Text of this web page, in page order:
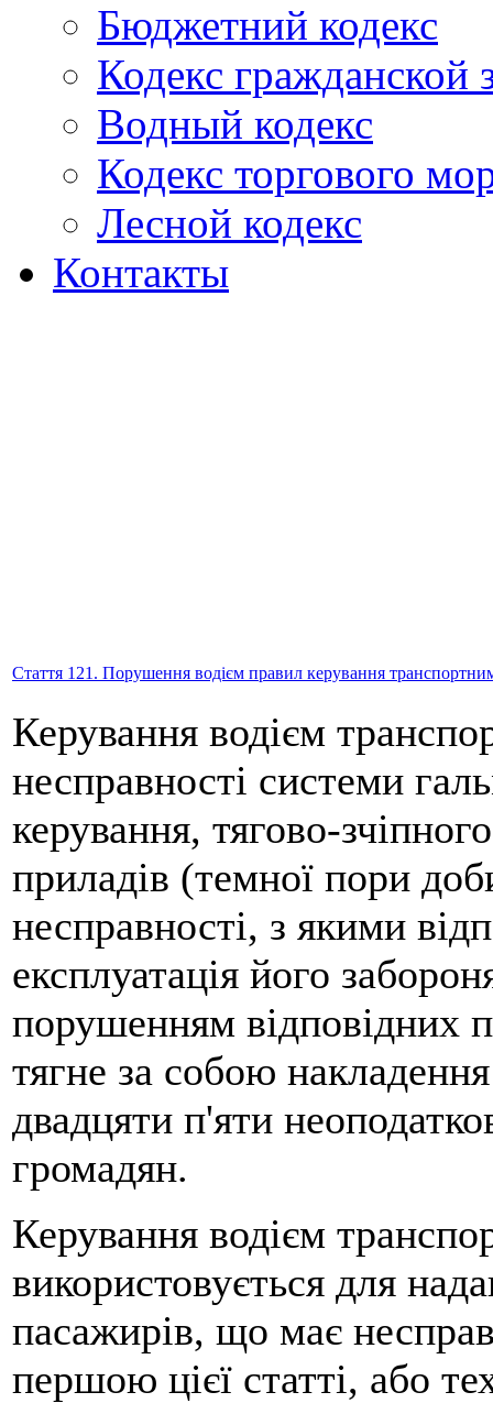
Бюджетний кодекс
Кодекс гражданской
Водный кодекс
Кодекс торгового
Лесной кодекс
Контакты
Стаття 121. Порушення водієм правил керування
Керування водієм
несправності системи
керування, тягово-
приладів (темної пори
несправності, з якими
експлуатація його
порушенням відповідних
тягне за собою
двадцяти п'яти
громадян.
Керування водієм
використовується для
пасажирів, що має
першою цієї статті, або